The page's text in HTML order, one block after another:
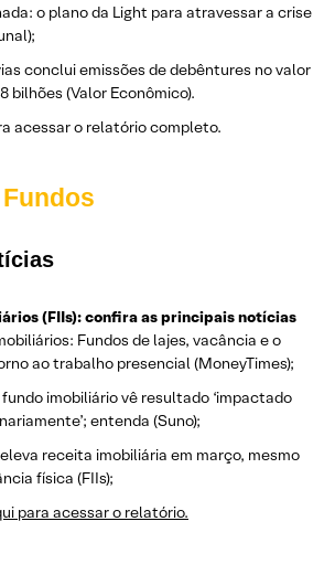
o plano da Light para atravessar a crise
conclui emissões de debêntures no valor
bilhões (Valor Econômico).
acessar o relatório completo.
(FIIs): confira as principais notícias
Fundos de lajes, vacância e o
ao trabalho presencial (MoneyTimes);
fundo imobiliário vê resultado ‘impactado
entenda (Suno);
receita imobiliária em março, mesmo
física (FIIs);
para acessar o relatório.